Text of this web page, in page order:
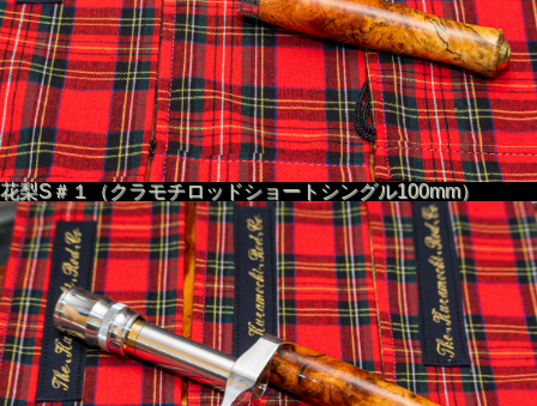
花梨S＃１（クラモチロッドショートシングル100mm）